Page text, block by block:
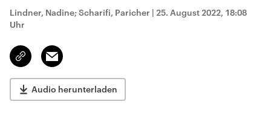
Lindner, Nadine; Scharifi, Paricher | 25. August 2022, 18:08
Uhr
Link
kopieren/teilen
Email
Audio herunterladen